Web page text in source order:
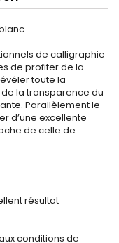
de calligraphie
de profiter de la
toute la
la transparence du
Parallèlement le
d’une excellente
de celle de
résultat
conditions de